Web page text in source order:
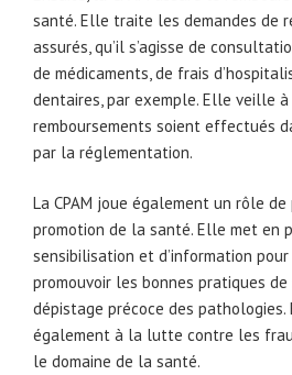
santé. Elle traite les demandes de
assurés, qu’il s’agisse de
de médicaments, de frais
dentaires, par exemple. Elle veille
remboursements soient effectués
par la réglementation.
La CPAM joue également un rôle
promotion de la santé. Elle met en
sensibilisation et d’information
promouvoir les bonnes pratiques
dépistage précoce des
également à la lutte contre les
le domaine de la santé.